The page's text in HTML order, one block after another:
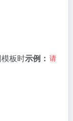
板时示例： 请